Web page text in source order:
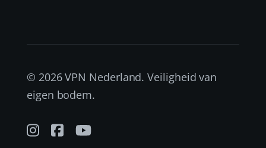
© 2026 VPN Nederland. Veiligheid van
eigen bodem.